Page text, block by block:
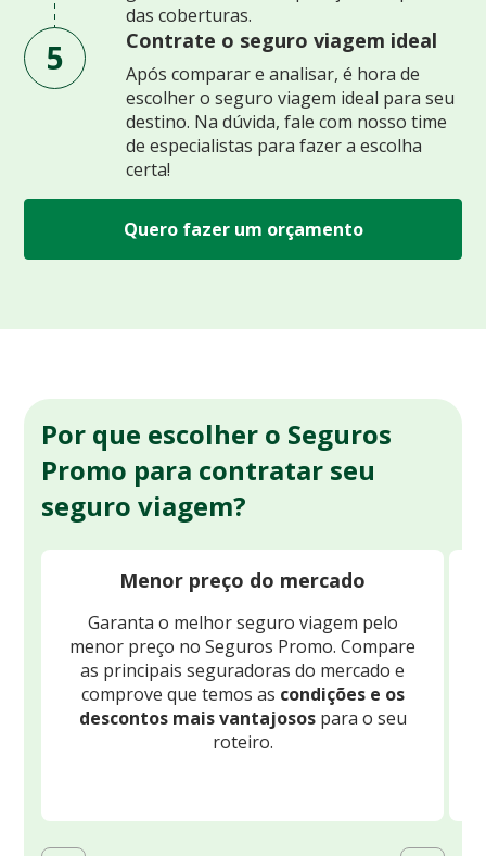
das coberturas.
5 Contrate o seguro viagem ideal
Após comparar e analisar, é hora de
escolher o seguro viagem ideal para seu
destino. Na dúvida, fale com nosso time
de especialistas para fazer a escolha
certa!
Quero fazer um orçamento
Por que escolher o Seguros
Promo para contratar seu
seguro viagem?
Menor preço do mercado
Garanta o melhor seguro viagem pelo
menor preço no Seguros Promo. Compare
as principais seguradoras do mercado e
comprove que temos as condições e os
descontos mais vantajosospara o seu
roteiro.